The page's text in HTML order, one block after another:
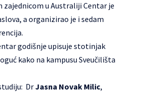
u Australiji Centar je
a organizirao je i sedam
godišnje upisuje stotinjak
kako na kampusu Sveučilišta
DrJasna Novak Milic,